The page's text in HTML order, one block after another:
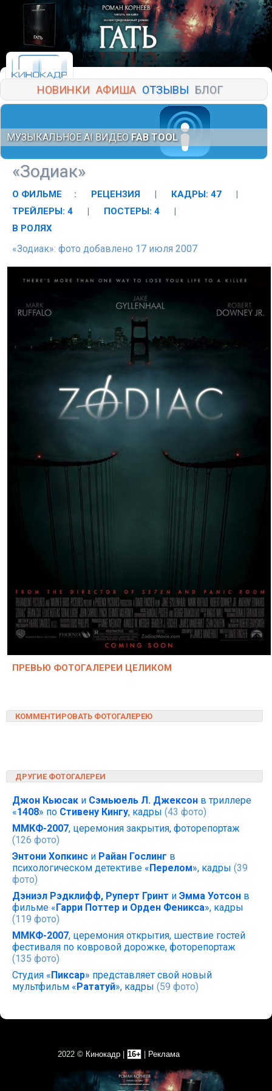
НОВИНКИ АФИША ОТЗЫВЫ БЛОГ
МУЗЫКАЛЬНОЕ AI ВИДЕО FAB TOOL
«Зодиак»
О ФИЛЬМЕ : РЕЦЕНЗИЯ | КАДРЫ: 47
|
ТРЕЙЛЕРЫ: 4
| ПОСТЕРЫ: 4
|
В РОЛЯХ
«Зодиак»: фото добавлено 17 июля 2007
ПРЕВЬЮ ФОТОГАЛЕРЕИ ЦЕЛИКОМ
КОММЕНТИРОВАТЬ ФОТОГАЛЕРЕЮ
ДРУГИЕ ФОТОГАЛЕРЕИ
Джон Кьюсак и Сэмьюель Л. Джексон в триллере
«1408» по Стивену Кингу, кадры (43 фото)
ММКФ-2007, церемония закрытия, фоторепортаж
(126 фото)
Энтони Хопкинс и Райан Гослинг в
психологическом детективе «Перелом», кадры (39
фото)
Дэниэл Рэдклифф, Руперт Гринт и Эмма Уотсон в
фильме «Гарри Поттер и Орден Феникса», кадры
(119 фото)
ММКФ-2007, церемония открытия, шествие гостей
фестиваля по ковровой дорожке, фоторепортаж
(135 фото)
Студия «Пиксар» представляет свой новый
мультфильм «Рататуй», кадры (59 фото)
2022 © Кинокадр 16+ Реклама